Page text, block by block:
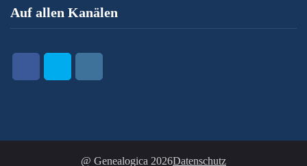
Auf allen Kanälen
@ Genealogica 2026Datenschutz